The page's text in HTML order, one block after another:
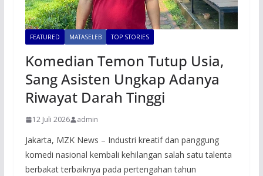
FEATURED MATASELEB TOP STORIES
Komedian Temon Tutup Usia,
Sang Asisten Ungkap Adanya
Riwayat Darah Tinggi
12 Juli 2026 admin
Jakarta, MZK News – Industri kreatif dan panggung
komedi nasional kembali kehilangan salah satu talenta
berbakat terbaiknya pada pertengahan tahun